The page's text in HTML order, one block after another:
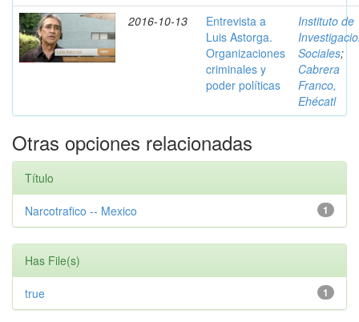
2016-10-13
Entrevista a
Luis Astorga.
Organizaciones
criminales y
poder políticas
Instituto de
Sociales;
Cabrera
Franco,
Ehécatl
Otras opciones relacionadas
Título
1
Narcotrafico -- Mexico
Has File(s)
1
true